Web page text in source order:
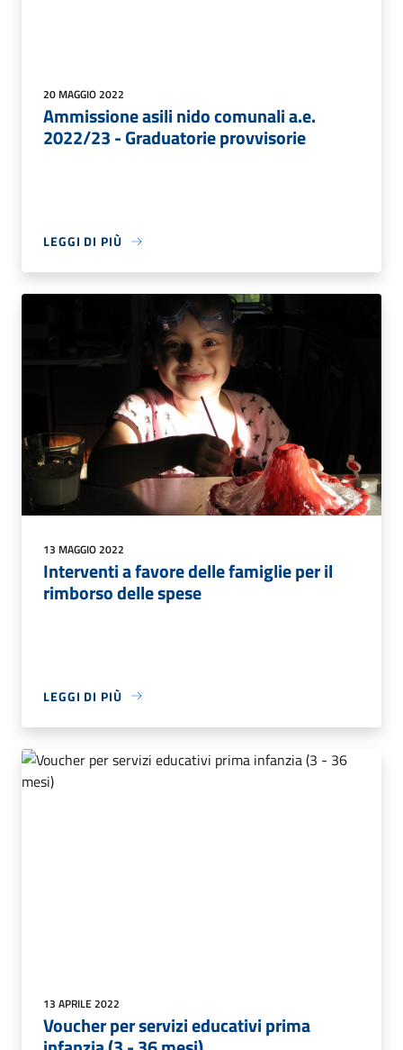
20 MAGGIO 2022
Ammissione asili nido comunali a.e.
2022/23 - Graduatorie provvisorie
LEGGI DI PIÙ
13 MAGGIO 2022
Interventi a favore delle famiglie per il
rimborso delle spese
LEGGI DI PIÙ
13 APRILE 2022
Voucher per servizi educativi prima